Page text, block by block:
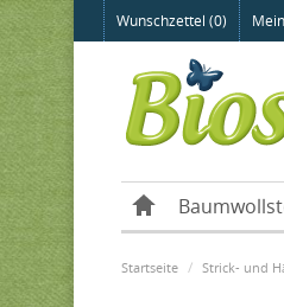
Wunschzettel (0)
Startseite Strick- und